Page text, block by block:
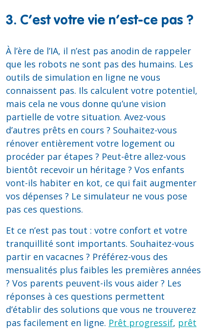
3. C’est votre vie n’est-ce pas ?
À l’ère de l’IA, il n’est pas anodin de rappeler
que les robots ne sont pas des humains. Les
outils de simulation en ligne ne vous
connaissent pas. Ils calculent votre potentiel,
mais cela ne vous donne qu’une vision
partielle de votre situation. Avez-vous
d’autres prêts en cours ? Souhaitez-vous
rénover entièrement votre logement ou
procéder par étapes ? Peut-être allez-vous
bientôt recevoir un héritage ? Vos enfants
vont-ils habiter en kot, ce qui fait augmenter
vos dépenses ? Le simulateur ne vous pose
pas ces questions.
Et ce n’est pas tout : votre confort et votre
tranquillité sont importants. Souhaitez-vous
partir en vacacnes ? Préférez-vous des
mensualités plus faibles les premières années
? Vos parents peuvent-ils vous aider ? Les
réponses à ces questions permettent
d’établir des solutions que vous ne trouverez
pas facilement en ligne. Prêt progressif, prêt